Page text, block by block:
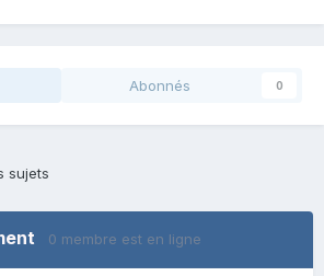
Abonnés 0
sujets
0 membre est en ligne